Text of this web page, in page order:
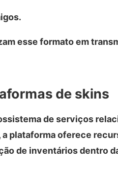
esse formato em
de skins
de serviços
plataforma oferece
de inventários dentro